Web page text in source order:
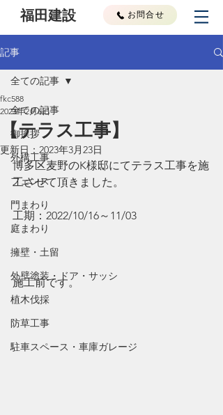
福田建設 お問合せ
記事
全ての記事
御挨拶
外構工事
フェンス
門まわり
庭まわり
擁壁・土留
外壁塗装・ドア・サッシ
植木伐採
防草工事
駐車スペース・車庫ガレージ
全ての記事
【テラス工事】
fkc588
2023年2月6日
更新日： 2023年3月23日
博多区麦野のK様邸にてテラス工事を施
工させて頂きました。
工期：2022/10/16～11/03
施工前です。